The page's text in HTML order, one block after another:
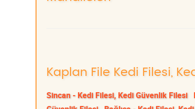
Kaplan File Kedi Filesi,
Sincan - Kedi Filesi, Kedi Güvenlik Filesi